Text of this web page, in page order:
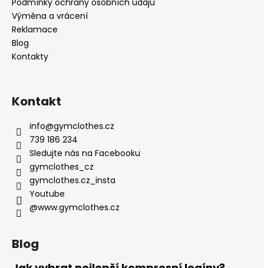
Výměna a vrácení
Reklamace
Blog
Kontakty
Kontakt
info@gymclothes.cz
739 186 234
Sledujte nás na Facebooku
gymclothes_cz
gymclothes.cz_insta
Youtube
@www.gymclothes.cz
Blog